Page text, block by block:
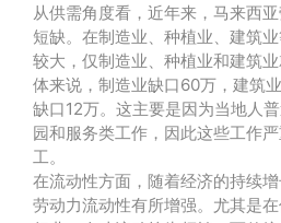
从供需角度看，近年来，马来西
短缺。在制造业、种植业、建筑
较大，仅制造业、种植业和建筑
体来说，制造业缺口60万，建筑
缺口12万。这主要是因为当地人
园和服务类工作，因此这些工作
工。
在流动性方面，随着经济的持续
劳动力流动性有所增强。尤其是